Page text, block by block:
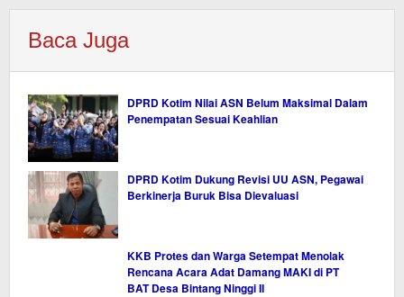
Baca Juga
DPRD Kotim Nilai ASN Belum Maksimal Dalam
Penempatan Sesuai Keahlian
DPRD Kotim Dukung Revisi UU ASN, Pegawai
Berkinerja Buruk Bisa Dievaluasi
KKB Protes dan Warga Setempat Menolak
Rencana Acara Adat Damang MAKI di PT
BAT Desa Bintang Ninggi II